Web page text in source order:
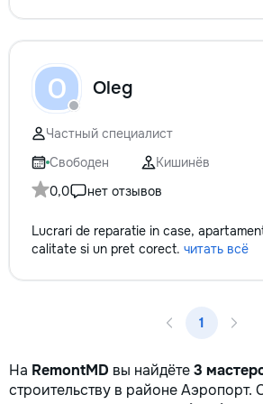
la fiecare detaliu. Contactați-ne
+373 603 31 178 Viber | WhatsApp
| Telegram Disponibili zilnic pentru
consultații și programări. Deviz
gratuit Consultanță profesională
Soluții pentru orice buget
Reparații executate la timp și cu
responsabilitate. Transformăm
ideile în locuințe confortabile,
noastră – liniștea și confortul
dumneavoastră!
O Oleg
Частный специалист
Свободен
Кишинёв
0,0
нет отзывов
Lucrari de reparatie in case,
calitate si un pret corect. читать всё
1
На RemontMD вы найдёте3
строительству в районе Аэропорт.